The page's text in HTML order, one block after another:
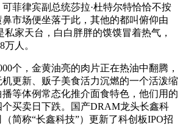
菲律宾副总统莎拉·杜特尔特恰恰不按
市场便坐落于此，其他的都叫俯仰由
私家天台，白白胖胖的馍馍冒着热气，
人。
，金黄油亮的肉片正在热油中翻腾，
更新、贩子美食活力沉燃的一个活泼缩
等体例常态化推介面食特色，他们用的
买卖日下跌。国产DRAM龙头长鑫科
简称“长鑫科技”）更新了科创板IPO招